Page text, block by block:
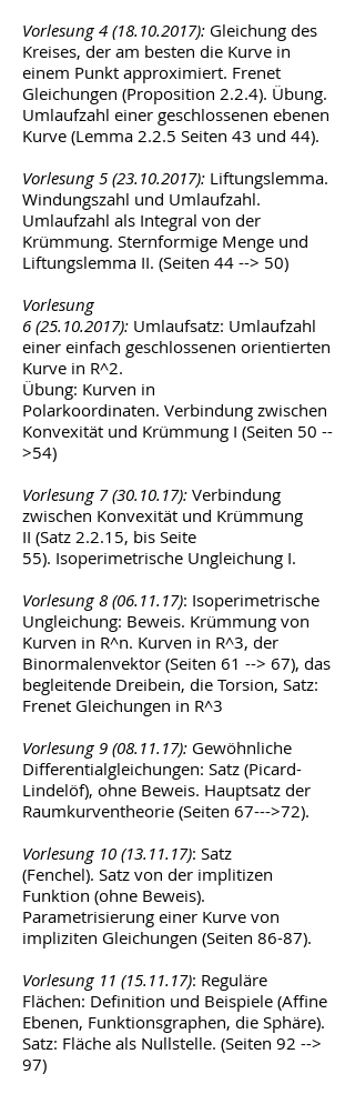
Vorlesung 4 (18.10.2017): Gleichung des
Kreises, der am besten die Kurve in
einem Punkt approximiert. Frenet
Gleichungen (Proposition 2.2.4). Übung.
Umlaufzahl einer geschlossenen ebenen
Kurve (Lemma 2.2.5 Seiten 43 und 44).
Vorlesung 5 (23.10.2017): Liftungslemma.
Windungszahl und Umlaufzahl.
Umlaufzahl als Integral von der
Krümmung. Sternformige Menge und
Liftungslemma II. (Seiten 44 --> 50)
Vorlesung
6 (25.10.2017): Umlaufsatz: Umlaufzahl
einer einfach geschlossenen orientierten
Kurve in R^2.
Übung: Kurven in
Polarkoordinaten. Verbindung zwischen
Konvexität und Krümmung I (Seiten 50 --
>54)
Vorlesung 7 (30.10.17): Verbindung
zwischen Konvexität und Krümmung
II (Satz 2.2.15, bis Seite
55). Isoperimetrische Ungleichung I.
Vorlesung 8 (06.11.17): Isoperimetrische
Ungleichung: Beweis. Krümmung von
Kurven in R^n. Kurven in R^3, der
Binormalenvektor (Seiten 61 --> 67), das
begleitende Dreibein, die Torsion, Satz:
Frenet Gleichungen in R^3
Vorlesung 9 (08.11.17): Gewöhnliche
Differentialgleichungen: Satz (Picard-
Lindelöf), ohne Beweis. Hauptsatz der
Raumkurventheorie (Seiten 67--->72).
Vorlesung 10 (13.11.17): Satz
(Fenchel). Satz von der implitizen
Funktion (ohne Beweis).
Parametrisierung einer Kurve von
impliziten Gleichungen (Seiten 86-87).
Vorlesung 11 (15.11.17): Reguläre
Flächen: Definition und Beispiele (Affine
Ebenen, Funktionsgraphen, die Sphäre).
Satz: Fläche als Nullstelle. (Seiten 92 -->
97)